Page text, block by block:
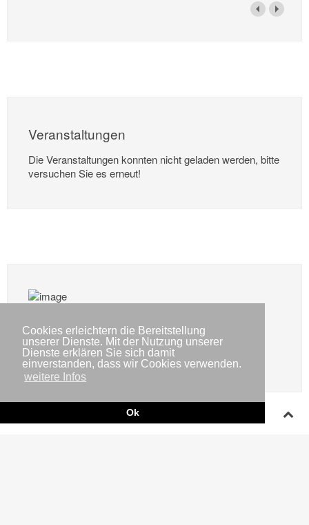
Cookies erleichtern die Bereitstellung
unserer Dienste. Mit der Nutzung unserer
Dienste erklären Sie sich damit
einverstanden, dass wir Cookies verwenden.
weitere Infos
Ok
Veranstaltungen
Die Veranstaltungen konnten nicht geladen werden, bitte
versuchen Sie es erneut!
Inhalte von Twitter anzeigen